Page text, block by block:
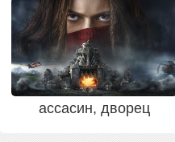
ассасин, дворец